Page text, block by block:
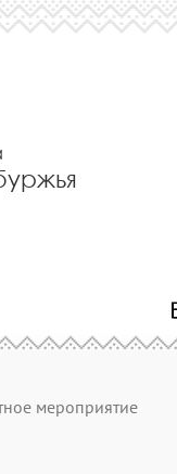
мероприятие